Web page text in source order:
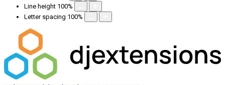
Line height 100%
Letter spacing 100%